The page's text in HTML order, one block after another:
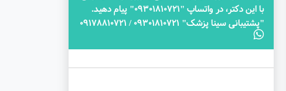
با این دکتر، در واتساپ "09301810721" پیام دهید.
"پشتیبانی سینا پزشک" 09301810721 / 09178810721